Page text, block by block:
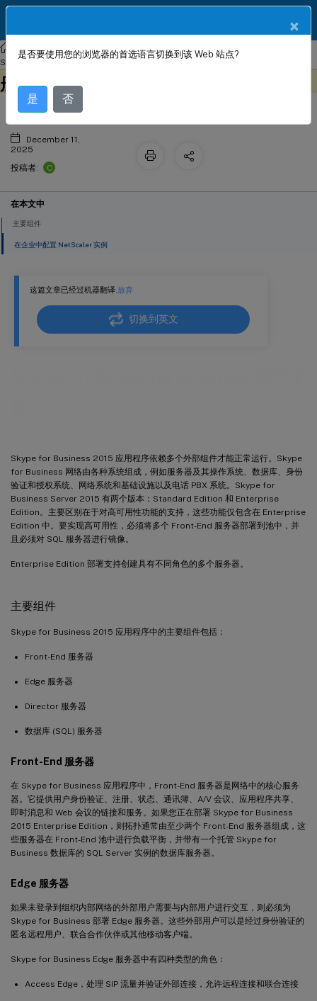
NetScalerConsole 本地部署
NetScaler 应用交付管理 14.1
StyleBook 配置
这篇文章已经过机器翻译.放弃
切换到英文
Skype for Business 2015 应用程序依赖多个外部组件才能正常运行。Skype
for Business 网络由各种系统组成，例如服务器及其操作系统、数据库、身份
验证和授权系统、网络系统和基础设施以及电话 PBX 系统。Skype for
Business Server 2015 有两个版本：Standard Edition 和 Enterprise
Edition。主要区别在于对高可用性功能的支持，这些功能仅包含在 Enterprise
Edition 中。要实现高可用性，必须将多个 Front-End 服务器部署到池中，并
且必须对 SQL 服务器进行镜像。
Enterprise Edition 部署支持创建具有不同角色的多个服务器。
主要组件
Skype for Business 2015 应用程序中的主要组件包括：
Front-End 服务器
Edge 服务器
Director 服务器
数据库 (SQL) 服务器
Front-End 服务器
在 Skype for Business 应用程序中，Front-End 服务器是网络中的核心服务
器。它提供用户身份验证、注册、状态、通讯簿、A/V 会议、应用程序共享、
即时消息和 Web 会议的链接和服务。如果您正在部署 Skype for Business
2015 Enterprise Edition，则拓扑通常由至少两个 Front-End 服务器组成，这
些服务器在 Front-End 池中进行负载平衡，并带有一个托管 Skype for
Business 数据库的 SQL Server 实例的数据库服务器。
Edge 服务器
如果未登录到组织内部网络的外部用户需要与内部用户进行交互，则必须为
Skype for Business 部署 Edge 服务器。这些外部用户可以是经过身份验证的
匿名远程用户、联合合作伙伴或其他移动客户端。
Skype for Business Edge 服务器中有四种类型的角色：
Access Edge，处理 SIP 流量并验证外部连接，允许远程连接和联合连接
Microsoft Skype for Business 样式手
册
December 11,
2025
投稿者:
C
在本文中
主要组件
在企业中配置 NetScaler 实例
×
是否要使用您的浏览器的首选语言切换到该 Web 站点?
是 否